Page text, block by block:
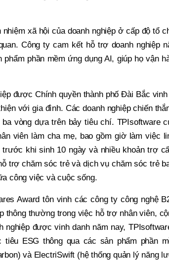
xã hội của doanh nghiệp ở cấp độ tổ
Công ty cam kết hỗ trợ doanh nghiệp
phần mềm ứng dụng AI, giúp họ vận
được Chính quyền thành phố Đài Bắc
với gia đình. Các doanh nghiệp chiến
vòng dựa trên bảy tiêu chí. TPIsoftware
viên làm cha mẹ, bao gồm giờ làm việc
khi sinh 10 ngày và nhiều khoản trợ
trợ chăm sóc trẻ và dịch vụ chăm sóc trẻ
công việc và cuộc sống.
Award tôn vinh các công ty công nghệ
thông thường trong việc hỗ trợ nhân viên,
nghiệp được vinh danh năm nay,
ESG thông qua các sản phẩm phần
và ElectriSwift (hệ thống quản lý năng